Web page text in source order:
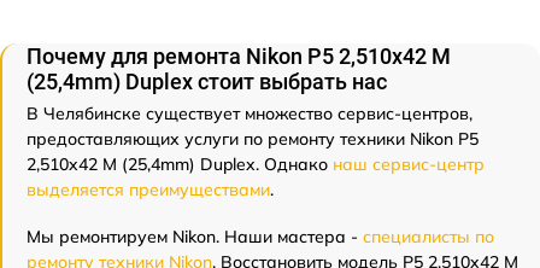
Почему для ремонта Nikon P5 2,510x42 M
(25,4mm) Duplex стоит выбрать нас
В Челябинске существует множество сервис-центров,
предоставляющих услуги по ремонту техники Nikon P5
2,510x42 M (25,4mm) Duplex. Однако наш сервис-центр
выделяется преимуществами.
Мы ремонтируем Nikon. Наши мастера - специалисты по
ремонту техники Nikon. Восстановить модель P5 2,510x42 M